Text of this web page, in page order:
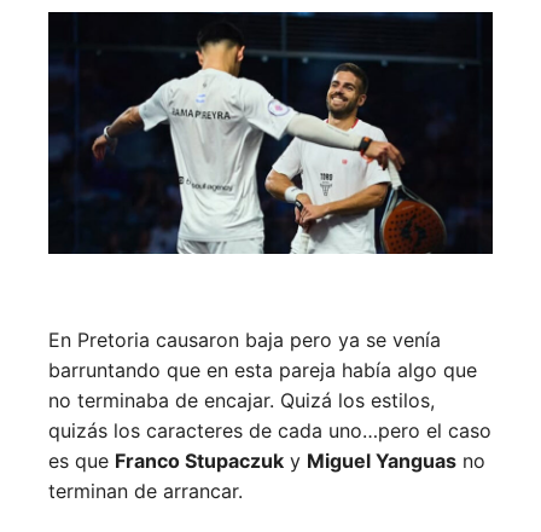
En Pretoria causaron baja pero ya se venía
barruntando que en esta pareja había algo que
no terminaba de encajar. Quizá los estilos,
quizás los caracteres de cada uno…pero el caso
es que Franco Stupaczuk y Miguel Yanguas no
terminan de arrancar.